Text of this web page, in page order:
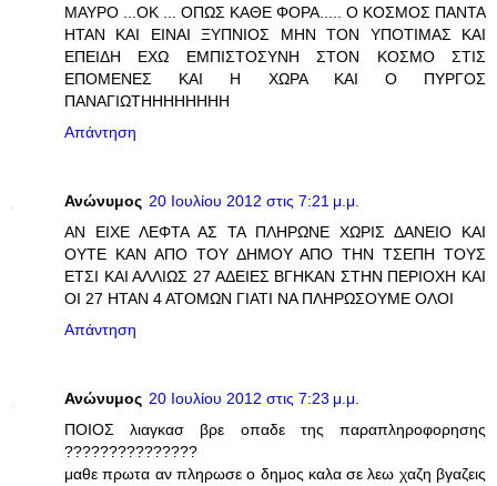
ΜΑΥΡΟ ...ΟΚ ... ΟΠΩΣ ΚΑΘΕ ΦΟΡΑ..... Ο ΚΟΣΜΟΣ ΠΑΝΤΑ
ΗΤΑΝ ΚΑΙ ΕΙΝΑΙ ΞΥΠΝΙΟΣ ΜΗΝ ΤΟΝ ΥΠΟΤΙΜΑΣ ΚΑΙ
ΕΠΕΙΔΗ ΕΧΩ ΕΜΠΙΣΤΟΣΥΝΗ ΣΤΟΝ ΚΟΣΜΟ ΣΤΙΣ
ΕΠΟΜΕΝΕΣ ΚΑΙ Η ΧΩΡΑ ΚΑΙ Ο ΠΥΡΓΟΣ
ΠΑΝΑΓΙΩΤΗΗΗΗΗΗΗΗ
Απάντηση
Ανώνυμος 20 Ιουλίου 2012 στις 7:21 μ.μ.
ΑΝ ΕΙΧΕ ΛΕΦΤΑ ΑΣ ΤΑ ΠΛΗΡΩΝΕ ΧΩΡΙΣ ΔΑΝΕΙΟ ΚΑΙ
ΟΥΤΕ ΚΑΝ ΑΠΟ ΤΟΥ ΔΗΜΟΥ ΑΠΟ ΤΗΝ ΤΣΕΠΗ ΤΟΥΣ
ΕΤΣΙ ΚΑΙ ΑΛΛΙΩΣ 27 ΑΔΕΙΕΣ ΒΓΗΚΑΝ ΣΤΗΝ ΠΕΡΙΟΧΗ ΚΑΙ
ΟΙ 27 ΗΤΑΝ 4 ΑΤΟΜΩΝ ΓΙΑΤΙ ΝΑ ΠΛΗΡΩΣΟΥΜΕ ΟΛΟΙ
Απάντηση
Ανώνυμος 20 Ιουλίου 2012 στις 7:23 μ.μ.
ΠΟΙΟΣ λιαγκασ βρε οπαδε της παραπληροφορησης
???????????????
μαθε πρωτα αν πληρωσε ο δημος καλα σε λεω χαζη βγαζεις